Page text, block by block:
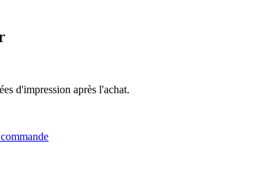
d'impression après l'achat.